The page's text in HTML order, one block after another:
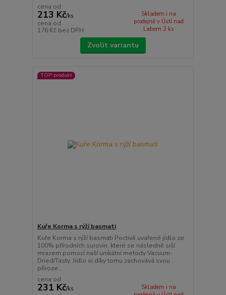
cena od
213 Kč/ks
cena od
176 Kč bez DPH
Skladem i na
prodejně v Ústí nad
Labem 3 ks
Zvolit variantu
TOP produkt
Kuře Korma s rýží basmati
Kuře Korma s rýží basmati Poctivě uvařené jídlo ze
100% přírodních surovin, které se následně siší
mrazem pomocí naší unikátní metody Vacuum-
Dried/Tasty. Jídlo si díky tomu zachovává svou
přiroze...
cena od
231 Kč/ks
Skladem i na